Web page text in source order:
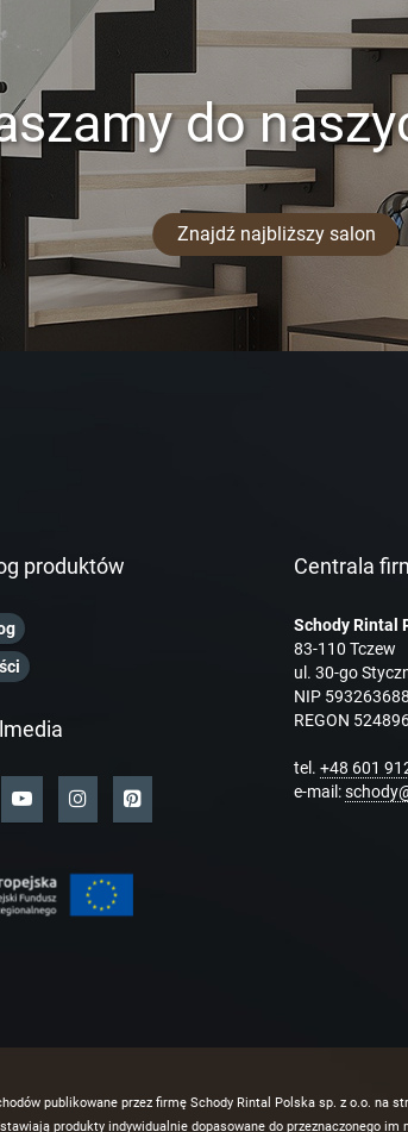
do
Znajdź najbliższy salon
produktów Centrala
Schody Rintal
83-110 Tczew
ul. 30-go
NIP
REGON
tel. +48 601
e-mail:
publikowane przez firmę Schody Rintal Polska sp. z o.o. na
produkty indywidualnie dopasowane do przeznaczonego im